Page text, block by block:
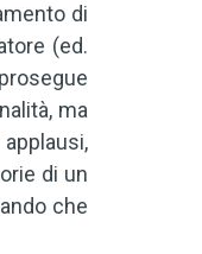
di
(ed.
ma
di un
che